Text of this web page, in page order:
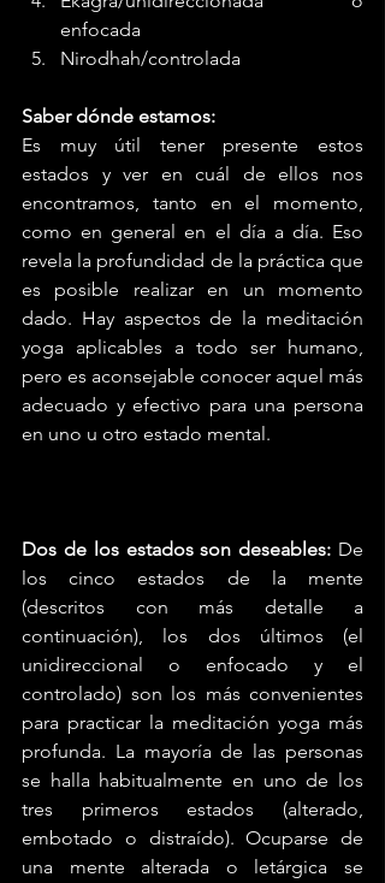
enfocada
Nirodhah/controlada
Saber dónde estamos:
Es muy útil tener presente estos
estados y ver en cuál de ellos nos
encontramos, tanto en el momento,
como en general en el día a día. Eso
revela la profundidad de la práctica que
es posible realizar en un momento
dado. Hay aspectos de la meditación
yoga aplicables a todo ser humano,
pero es aconsejable conocer aquel más
adecuado y efectivo para una persona
en uno u otro estado mental.
Dos de los estados son deseables: De
los cinco estados de la mente
(descritos con más detalle a
continuación), los dos últimos (el
unidireccional o enfocado y el
controlado) son los más convenientes
para practicar la meditación yoga más
profunda. La mayoría de las personas
se halla habitualmente en uno de los
tres primeros estados (alterado,
embotado o distraído). Ocuparse de
una mente alterada o letárgica se